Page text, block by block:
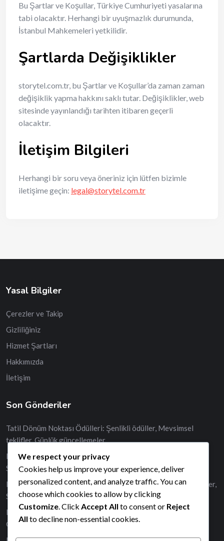
Bu Şartlar ve Koşullar, Türkiye Cumhuriyeti yasalarına
tabi olacaktır. Herhangi bir uyuşmazlık durumunda,
İstanbul Mahkemeleri yetkilidir.
Şartlarda Değişiklikler
storytel.com.tr, bu Şartlar ve Koşullar’da zaman zaman
değişiklik yapma hakkını saklı tutar. Değişiklikler, web
sitesinde yayınlandığı tarihten itibaren geçerli
olacaktır.
İletişim Bilgileri
Herhangi bir soru veya öneriniz için lütfen bizimle
iletişime geçin: legal@storytel.com.tr
Yasal Bilgiler
Çerezler ve Takip
Gizliliğiniz
Hizmet Şartları
Hakkımızda
İletişim
Son Gönderiler
Tatil Dönüm Noktası Ödülleri: Şenlikli ödüller, Mevsimsel
teklifler, Günlük güncellemeler
Raidler İçin Coin Bağlantıları: Özel ödüller, Günlük talepler,
Sınırlı süre
Nadir Spin Bağlantıları: Günlük Ücretsiz Dönüşler, Eşsiz Ödüller,
Sınırlı Süre
Etkinlikler için Coin Bağlantıları: Temalı ödüller, Özel günler,
Günlük talepler
We respect your privacy
Cookies help us improve your experience, deliver
personalized content, and analyze traffic. You can
choose which cookies to allow by clicking
Customize . Click Accept All to consent or Reject
All to decline non-essential cookies.